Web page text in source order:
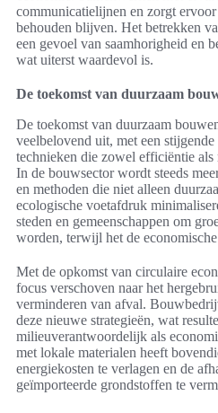
communicatielijnen en zorgt
behouden blijven. Het betrekken
een gevoel van saamhorigheid en
wat uiterst waardevol is.
De toekomst van duurzaam
De toekomst van duurzaam
veelbelovend uit, met een
technieken die zowel efficiëntie
In de bouwsector wordt steeds
en methoden die niet alleen
ecologische voetafdruk
steden en gemeenschappen om
worden, terwijl het de
Met de opkomst van circulaire
focus verschoven naar het
verminderen van afval.
deze nieuwe strategieën, wat
milieuverantwoordelijk als
met lokale materialen heeft
energiekosten te verlagen en de
geïmporteerde grondstoffen te